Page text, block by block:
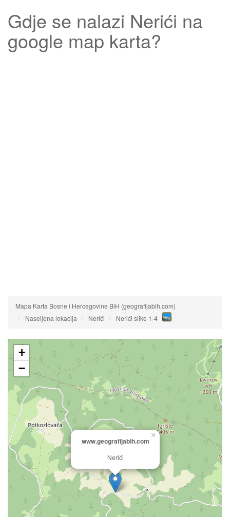
Gdje se nalazi Nerići na
google map karta?
Mapa Karta Bosne i Hercegovine BiH (geografijabih.com)
Naseljena lokacija
Nerići Nerići slike 1-4
www.geografijabih.com
Nerići
×
+
−